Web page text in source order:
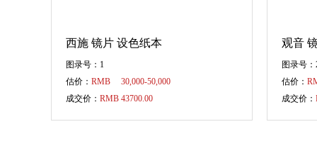
西施 镜片 设色纸本
图录号：1
估价： RMB 30,000-50,000
成交价： RMB 43700.00
观音
图录号：
估价：
成交价：